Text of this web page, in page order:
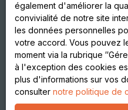
Recrutement
Nos honoraires
Mentions légales
Politique de confidentialité
Plan du site
Gérer les cookies
également d'améliorer la
convivialité de notre site
les données personnelles
votre accord. Vous pouvez
moment via la rubrique
à l'exception des cookies
plus d'informations sur vos
consulter notre politique de